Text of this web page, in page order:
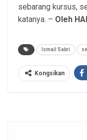
sebarang kursus,
katanya. – Oleh
Ismail Sabri
Kongsikan